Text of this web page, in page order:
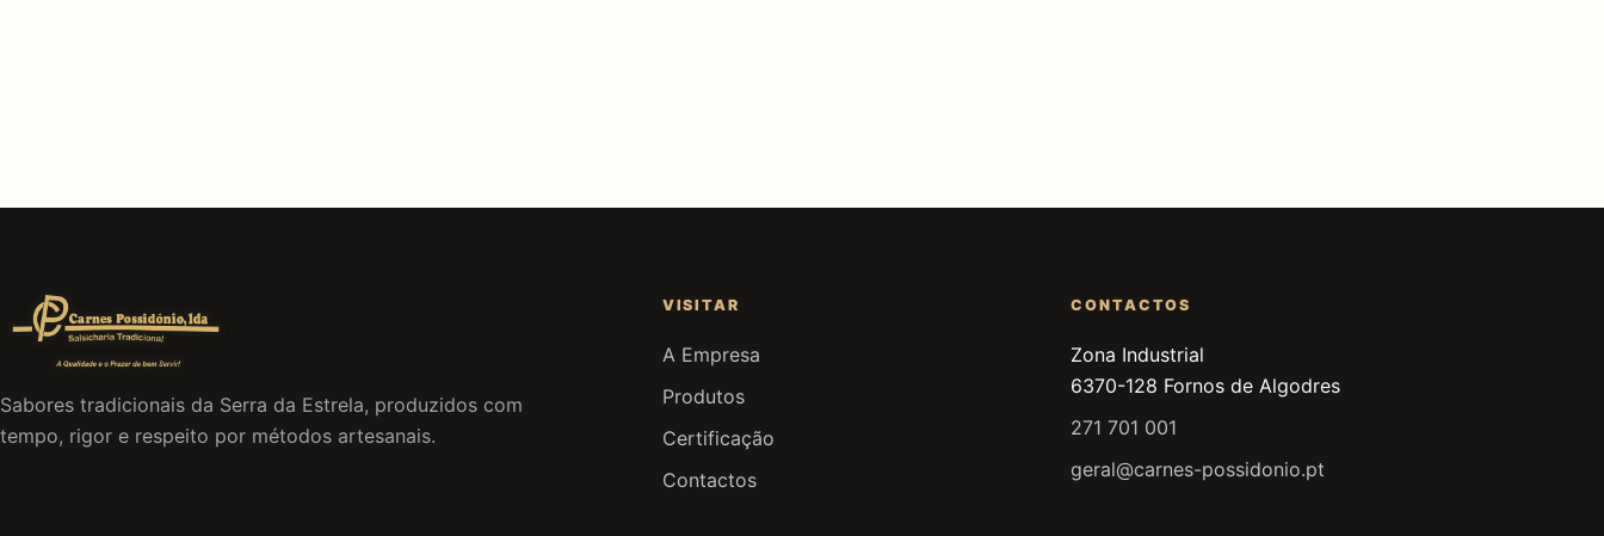
Sabores tradicionais da Serra da Estrela, produzidos com
tempo, rigor e respeito por métodos artesanais.
VISITAR
A Empresa
Produtos
Certificação
Contactos
CONTACTOS
Zona Industrial
6370-128 Fornos de Algodres
271 701 001
geral@carnes-possidonio.pt